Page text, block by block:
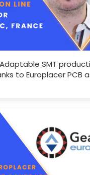
Adaptable SMT
to Europlacer PCB